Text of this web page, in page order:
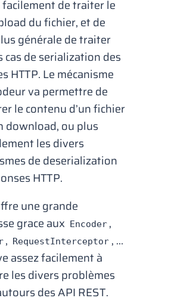
de traiter le
du fichier, et de
générale de traiter
cas de serialization des
HTTP. Le mécanisme
va permettre de
le contenu d’un fichier
download, ou plus
les divers
de deserialization
HTTP.
une grande
grace aux Encoder ,
, RequestInterceptor , …
assez facilement à
les divers problèmes
des API REST.